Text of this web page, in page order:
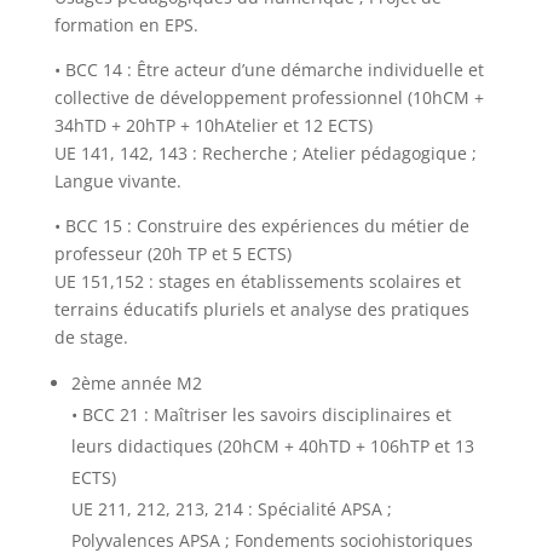
formation en EPS.
• BCC 14 : Être acteur d’une démarche individuelle et
collective de développement professionnel (10hCM +
34hTD + 20hTP + 10hAtelier et 12 ECTS)
UE 141, 142, 143 : Recherche ; Atelier pédagogique ;
Langue vivante.
• BCC 15 : Construire des expériences du métier de
professeur (20h TP et 5 ECTS)
UE 151,152 : stages en établissements scolaires et
terrains éducatifs pluriels et analyse des pratiques
de stage.
2ème année M2
• BCC 21 : Maîtriser les savoirs disciplinaires et
leurs didactiques (20hCM + 40hTD + 106hTP et 13
ECTS)
UE 211, 212, 213, 214 : Spécialité APSA ;
Polyvalences APSA ; Fondements sociohistoriques